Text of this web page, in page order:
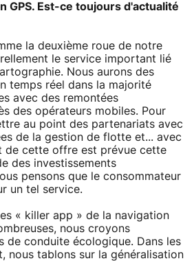
GPS. Est-ce toujours d'actualité
la deuxième roue de notre
le service important lié
Nous aurons des
temps réel dans la majorité
avec des remontées
des opérateurs mobiles. Pour
au point des partenariats avec
de la gestion de flotte et... avec
de cette offre est prévue cette
des investissements
pensons que le consommateur
un tel service.
« killer app » de la navigation
nous croyons
de conduite écologique. Dans les
nous tablons sur la généralisation